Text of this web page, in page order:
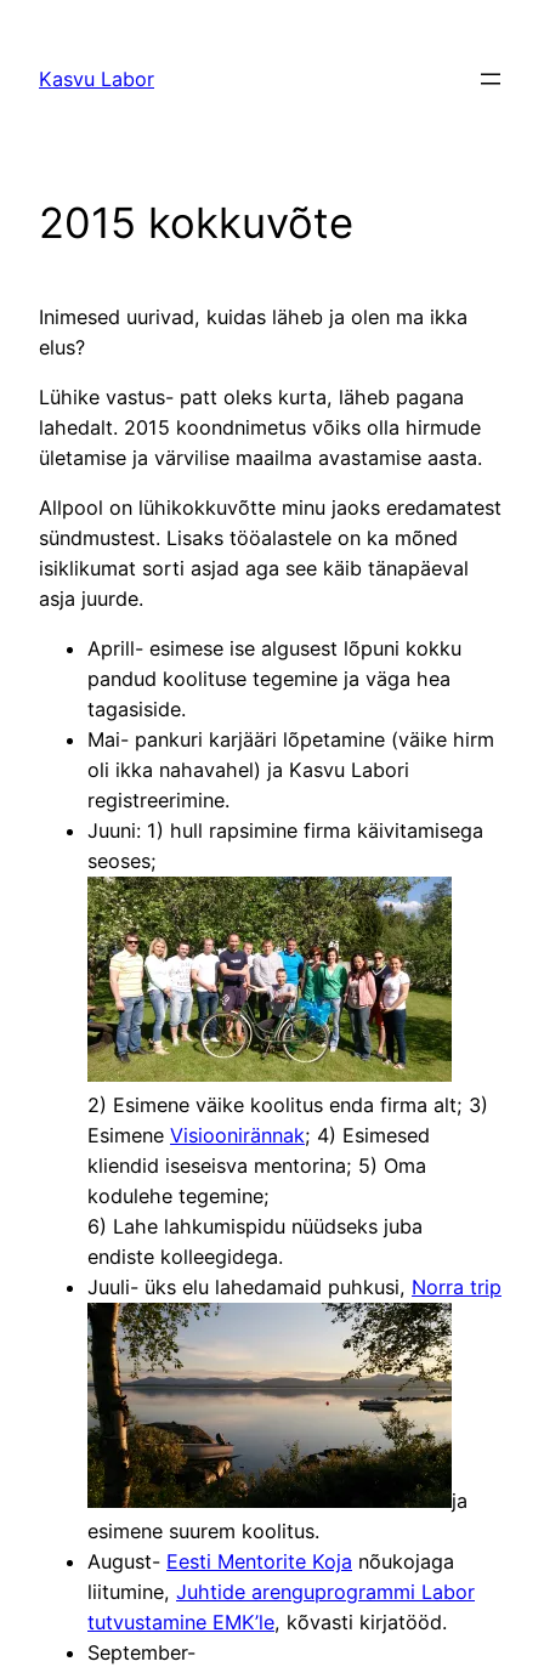
juurde
Kasvu Labor
2015 kokkuvõte
Inimesed uurivad, kuidas läheb ja olen ma ikka
elus?
Lühike vastus- patt oleks kurta, läheb pagana
lahedalt. 2015 koondnimetus võiks olla hirmude
ületamise ja värvilise maailma avastamise aasta.
Allpool on lühikokkuvõtte minu jaoks eredamatest
sündmustest. Lisaks tööalastele on ka mõned
isiklikumat sorti asjad aga see käib tänapäeval
asja juurde.
Aprill- esimese ise algusest lõpuni kokku
pandud koolituse tegemine ja väga hea
tagasiside.
Mai- pankuri karjääri lõpetamine (väike hirm
oli ikka nahavahel) ja Kasvu Labori
registreerimine.
Juuni: 1) hull rapsimine firma käivitamisega
seoses;
2) Esimene väike koolitus enda firma alt; 3)
Esimene Visioonirännak; 4) Esimesed
kliendid iseseisva mentorina; 5) Oma
kodulehe tegemine;
6) Lahe lahkumispidu nüüdseks juba
endiste kolleegidega.
Juuli- üks elu lahedamaid puhkusi, Norra trip
ja
esimene suurem koolitus.
August- Eesti Mentorite Koja nõukojaga
liitumine, Juhtide arenguprogrammi Labor
tutvustamine EMK’le, kõvasti kirjatööd.
September-